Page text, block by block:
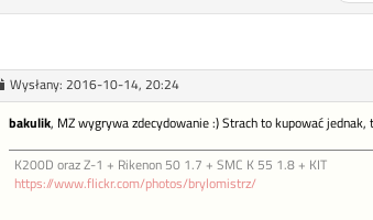
Wysłany: 2016-10-14, 20:24
bakulik, MZ wygrywa zdecydowanie :) Strach to kupować
K200D oraz Z-1 + Rikenon 50 1.7 + SMC K 55 1.8 + KIT
https://www.flickr.com/photos/brylomistrz/